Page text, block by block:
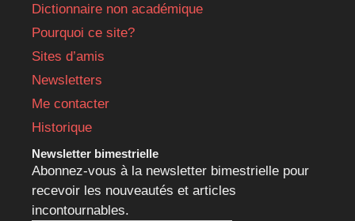
Dictionnaire non académique
Pourquoi ce site?
Sites d’amis
Newsletters
Me contacter
Historique
Newsletter bimestrielle
Abonnez-vous à la newsletter bimestrielle pour
recevoir les nouveautés et articles
incontournables.